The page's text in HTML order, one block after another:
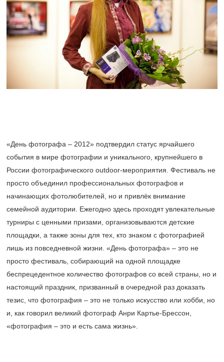
«День фотографа – 2012» подтвердил статус ярчайшего
события в мире фотографии и уникального, крупнейшего в
России фотографического outdoor-мероприятия. Фестиваль не
просто объединил профессиональных фотографов и
начинающих фотолюбителей, но и привлёк внимание
семейной аудитории. Ежегодно здесь проходят увлекательные
турниры с ценными призами, организовываются детские
площадки, а также зоны для тех, кто знаком с фотографией
лишь из повседневной жизни. «День фотографа» – это не
просто фестиваль, собирающий на одной площадке
беспрецедентное количество фотографов со всей страны, но и
настоящий праздник, призванный в очередной раз доказать
тезис, что фотография – это не только искусство или хобби, но
и, как говорил великий фотограф Анри Картье-Брессон,
«фотография – это и есть сама жизнь».